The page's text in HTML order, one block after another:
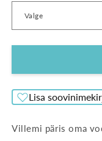
kogust
Lisa
Villemi päris oma